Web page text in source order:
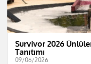
Survivor 2026
Tanıtımı
09/06/2026